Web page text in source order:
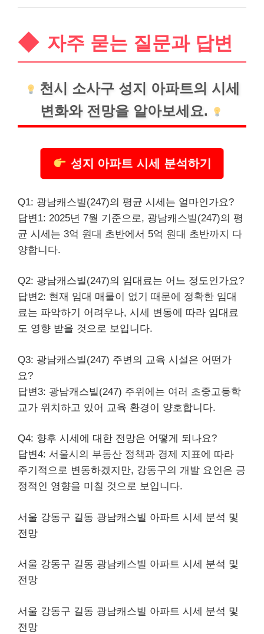
자주 묻는 질문과 답변
천시 소사구 성지 아파트의 시세
변화와 전망을 알아보세요.
성지 아파트 시세 분석하기
Q1: 광남캐스빌(247)의 평균 시세는 얼마인가요?
답변1: 2025년 7월 기준으로, 광남캐스빌(247)의 평
균 시세는 3억 원대 초반에서 5억 원대 초반까지 다
양합니다.
Q2: 광남캐스빌(247)의 임대료는 어느 정도인가요?
답변2: 현재 임대 매물이 없기 때문에 정확한 임대
료는 파악하기 어려우나, 시세 변동에 따라 임대료
도 영향 받을 것으로 보입니다.
Q3: 광남캐스빌(247) 주변의 교육 시설은 어떤가
요?
답변3: 광남캐스빌(247) 주위에는 여러 초중고등학
교가 위치하고 있어 교육 환경이 양호합니다.
Q4: 향후 시세에 대한 전망은 어떻게 되나요?
답변4: 서울시의 부동산 정책과 경제 지표에 따라
주기적으로 변동하겠지만, 강동구의 개발 요인은 긍
정적인 영향을 미칠 것으로 보입니다.
서울 강동구 길동 광남캐스빌 아파트 시세 분석 및
전망
서울 강동구 길동 광남캐스빌 아파트 시세 분석 및
전망
서울 강동구 길동 광남캐스빌 아파트 시세 분석 및
전망